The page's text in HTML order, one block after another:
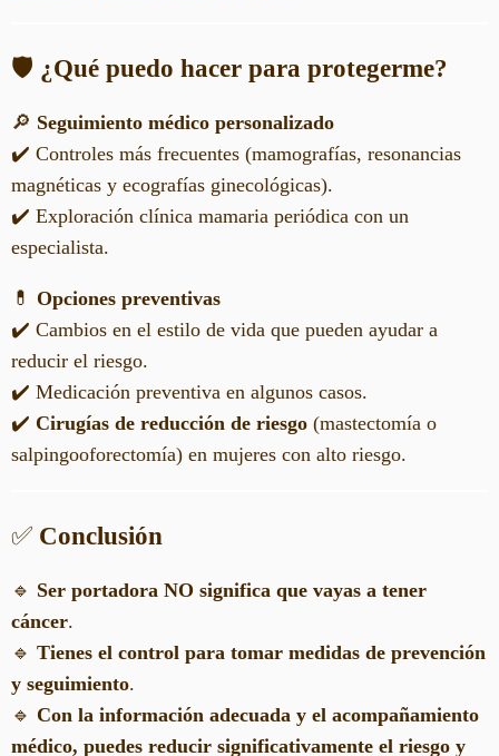
🛡️ ¿Qué puedo hacer para protegerme?
🔎 Seguimiento médico personalizado
✔️ Controles más frecuentes (mamografías, resonancias
magnéticas y ecografías ginecológicas).
✔️ Exploración clínica mamaria periódica con un
especialista.
💊 Opciones preventivas
✔️ Cambios en el estilo de vida que pueden ayudar a
reducir el riesgo.
✔️ Medicación preventiva en algunos casos.
✔️ Cirugías de reducción de riesgo (mastectomía o
salpingooforectomía) en mujeres con alto riesgo.
✅ Conclusión
🔹 Ser portadora NO significa que vayas a tener
cáncer.
🔹 Tienes el control para tomar medidas de prevención
y seguimiento.
🔹 Con la información adecuada y el acompañamiento
médico, puedes reducir significativamente el riesgo y